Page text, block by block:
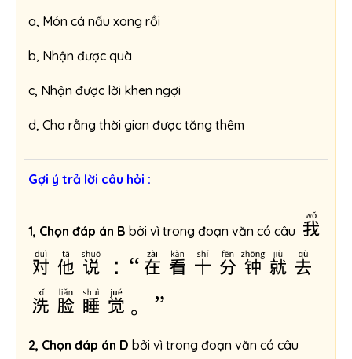
a, Món cá nấu xong rồi
b, Nhận được quà
c, Nhận được lời khen ngợi
d, Cho rằng thời gian được tăng thêm
Gợi ý trả lời câu hỏi :
1, Chọn đáp án B bởi vì trong đoạn văn có câu 我
对他说：“在看十分钟就去
洗脸睡觉。”
2, Chọn đáp án D bởi vì trong đoạn văn có câu